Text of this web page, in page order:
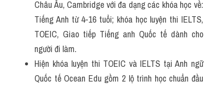
Châu Âu, Cambridge với đa dạng các khóa học về:
Tiếng Anh từ 4-16 tuổi; khóa học luyện thi IELTS,
TOEIC, Giao tiếp Tiếng anh Quốc tế dành cho
người đi làm.
Hiện khóa luyện thi TOEIC và IELTS tại Anh ngữ
Quốc tế Ocean Edu gồm 2 lộ trình học chuẩn đầu